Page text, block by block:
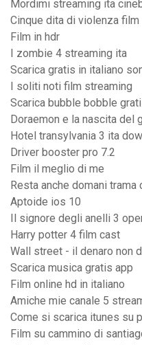
Mordimi streaming ita
Cinque dita di violenza
Film in hdr
I zombie 4 streaming ita
Scarica gratis in italiano
I soliti noti film streaming
Scarica bubble bobble
Doraemon e la nascita del
Hotel transylvania 3 ita
Driver booster pro 7.2
Film il meglio di me
Resta anche domani trama
Aptoide ios 10
Il signore degli anelli 3
Harry potter 4 film cast
Wall street - il denaro non
Scarica musica gratis app
Film online hd in italiano
Amiche mie canale 5
Come si scarica itunes su
Film su cammino di